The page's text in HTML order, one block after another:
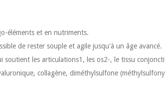
éléments et en nutriments.
de rester souple et agile jusqu'à un âge avancé.
les articulations1, les os2-, le tissu
collagène, diméthylsulfone